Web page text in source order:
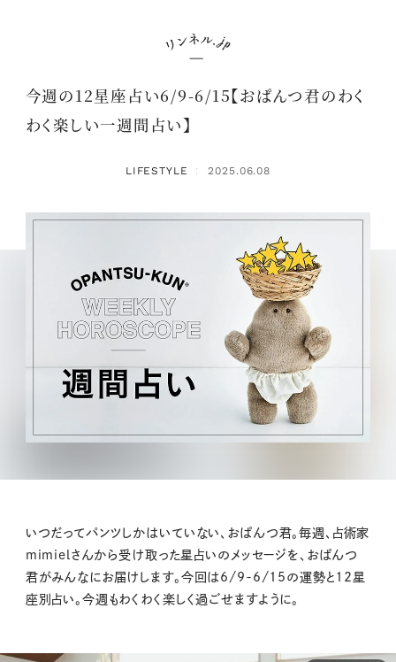
今週の12星座占い6/9-6/15【おぱんつ君のわく
わく楽しい一週間占い】
LIFESTYLE ： 2025.06.08
いつだってパンツしかはいていない、おぱんつ君。毎週、占術家
mimielさんから受け取った星占いのメッセージを、おぱんつ
君がみんなにお届けします。今回は6/9-6/15の運勢と12星
座別占い。今週もわくわく楽しく過ごせますように。